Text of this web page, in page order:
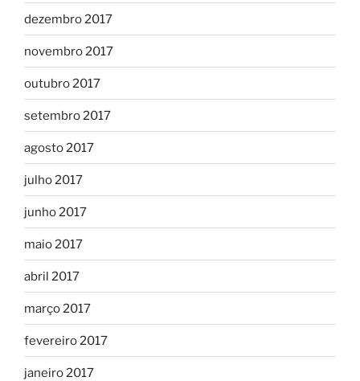
dezembro 2017
novembro 2017
outubro 2017
setembro 2017
agosto 2017
julho 2017
junho 2017
maio 2017
abril 2017
março 2017
fevereiro 2017
janeiro 2017